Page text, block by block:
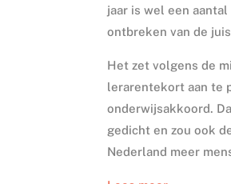
jaar is wel een
ontbreken van de
Het zet volgens de
lerarentekort aan te
onderwijsakkoord.
gedicht en zou ook
Nederland meer